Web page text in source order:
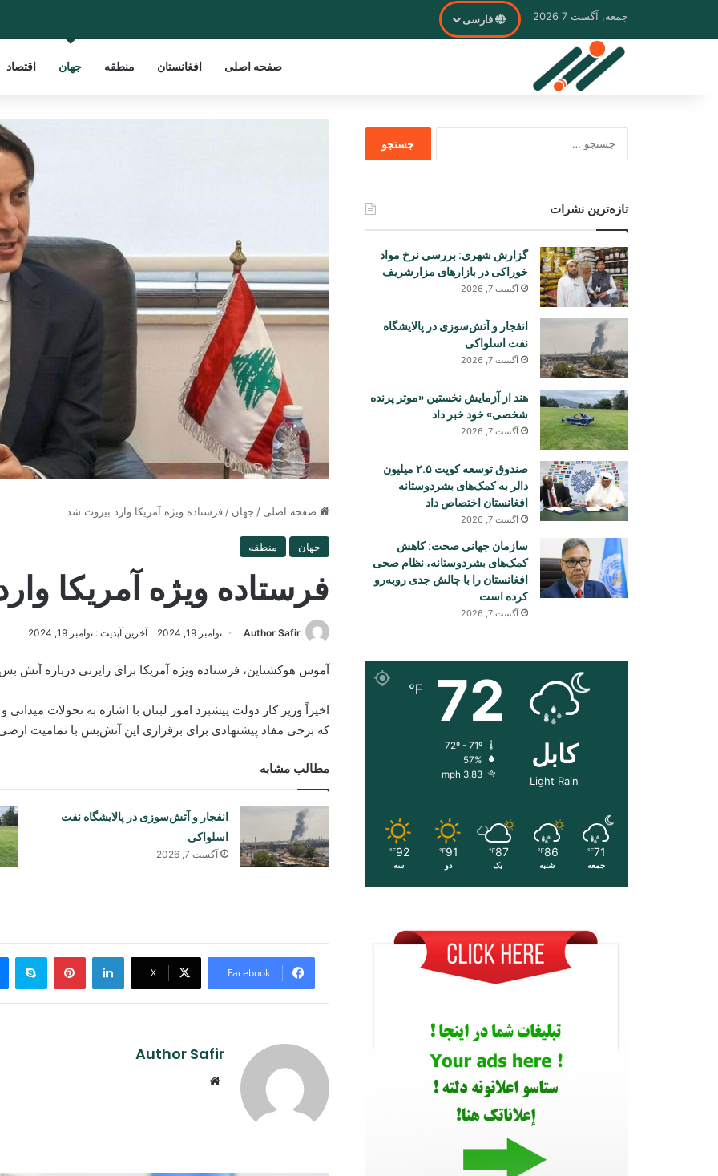
جمعه, آگست 7 2026 فارسی
صفحه اصلی افغانستان منطقه جهان اقتصاد
صفحه اصلی / جهان / فرستاده ویژه آمریکا وارد بیروت شد
جهان منطقه
فرستاده ویژه آمریکا
Author Safir نوامبر 19, 2024 آخرین آپدیت : نوامبر 19, 2024
آموس هوکشتاین، فرستاده ویژه آمریکا برای رایزنی درباره آتش
اخیراً وزیر کار دولت پیشبرد امور لبنان با اشاره به تحولات
که برخی مفاد پیشنهادی برای برقراری این آتش‌بس با تمامیت
مطالب مشابه
انفجار و آتش‌سوزی در پالایشگاه نفت
اسلواکی
آگست 7, 2026
Facebook
X
LinkedIn
Pinterest
Author Safir
تازه‌ترین نشرات
گزارش شهری: بررسی نرخ مواد
خوراکی در بازارهای مزارشریف
آگست 7, 2026
انفجار و آتش‌سوزی در پالایشگاه
نفت اسلواکی
آگست 7, 2026
هند از آزمایش نخستین «موتر پرنده
شخصی» خود خبر داد
آگست 7, 2026
صندوق توسعه کویت ۲.۵ میلیون
دالر به کمک‌های بشردوستانه
افغانستان اختصاص داد
آگست 7, 2026
سازمان جهانی صحت: کاهش
کمک‌های بشردوستانه، نظام صحی
افغانستان را با چالش جدی روبه‌رو
کرده است
آگست 7, 2026
کابل
Light Rain
72
℉
57%
3.83 mph
71
℉
جمعه
86
℉
شنبه
87
℉
یک
91
℉
دو
92
℉
سه